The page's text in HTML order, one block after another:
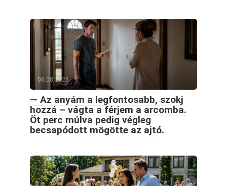
06.08.2026
— Az anyám a legfontosabb, szokj
hozzá – vágta a férjem a arcomba.
Öt perc múlva pedig végleg
becsapódott mögötte az ajtó.